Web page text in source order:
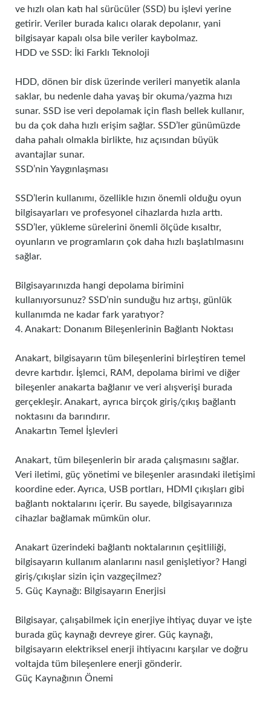
ve hızlı olan katı hal sürücüler (SSD) bu işlevi yerine
getirir. Veriler burada kalıcı olarak depolanır, yani
bilgisayar kapalı olsa bile veriler kaybolmaz.
HDD ve SSD: İki Farklı Teknoloji
HDD, dönen bir disk üzerinde verileri manyetik alanla
saklar, bu nedenle daha yavaş bir okuma/yazma hızı
sunar. SSD ise veri depolamak için flash bellek kullanır,
bu da çok daha hızlı erişim sağlar. SSD’ler günümüzde
daha pahalı olmakla birlikte, hız açısından büyük
avantajlar sunar.
SSD’nin Yaygınlaşması
SSD’lerin kullanımı, özellikle hızın önemli olduğu oyun
bilgisayarları ve profesyonel cihazlarda hızla arttı.
SSD’ler, yükleme sürelerini önemli ölçüde kısaltır,
oyunların ve programların çok daha hızlı başlatılmasını
sağlar.
Bilgisayarınızda hangi depolama birimini
kullanıyorsunuz? SSD’nin sunduğu hız artışı, günlük
kullanımda ne kadar fark yaratıyor?
4. Anakart: Donanım Bileşenlerinin Bağlantı Noktası
Anakart, bilgisayarın tüm bileşenlerini birleştiren temel
devre kartıdır. İşlemci, RAM, depolama birimi ve diğer
bileşenler anakarta bağlanır ve veri alışverişi burada
gerçekleşir. Anakart, ayrıca birçok giriş/çıkış bağlantı
noktasını da barındırır.
Anakartın Temel İşlevleri
Anakart, tüm bileşenlerin bir arada çalışmasını sağlar.
Veri iletimi, güç yönetimi ve bileşenler arasındaki iletişimi
koordine eder. Ayrıca, USB portları, HDMI çıkışları gibi
bağlantı noktalarını içerir. Bu sayede, bilgisayarınıza
cihazlar bağlamak mümkün olur.
Anakart üzerindeki bağlantı noktalarının çeşitliliği,
bilgisayarın kullanım alanlarını nasıl genişletiyor? Hangi
giriş/çıkışlar sizin için vazgeçilmez?
5. Güç Kaynağı: Bilgisayarın Enerjisi
Bilgisayar, çalışabilmek için enerjiye ihtiyaç duyar ve işte
burada güç kaynağı devreye girer. Güç kaynağı,
bilgisayarın elektriksel enerji ihtiyacını karşılar ve doğru
voltajda tüm bileşenlere enerji gönderir.
Güç Kaynağının Önemi